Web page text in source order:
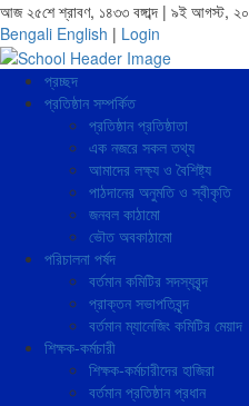
আজ ২৫শে শ্রাবণ, ১৪৩৩ বঙ্গাব্দ | ৯ই আগস্ট,
Bengali English | Login
প্রচ্ছদ
প্রতিষ্ঠান সম্পর্কিত
প্রতিষ্ঠান প্রতিষ্ঠাতা
এক নজরে সকল তথ্য
আমাদের লক্ষ্য ও বৈশিষ্ট্য
পাঠদানের অনুমতি ও স্বীকৃতি
জনবল কাঠামো
ভৌত অবকাঠামো
পরিচালনা পর্ষদ
বর্তমান কমিটির সদস্যবৃন্দ
প্রাক্তন সভাপতিবৃন্দ
বর্তমান ম্যানেজিং কমিটির মেয়াদ
শিক্ষক-কর্মচারী
শিক্ষক-কর্মচারীদের হাজিরা
বর্তমান প্রতিষ্ঠান প্রধান